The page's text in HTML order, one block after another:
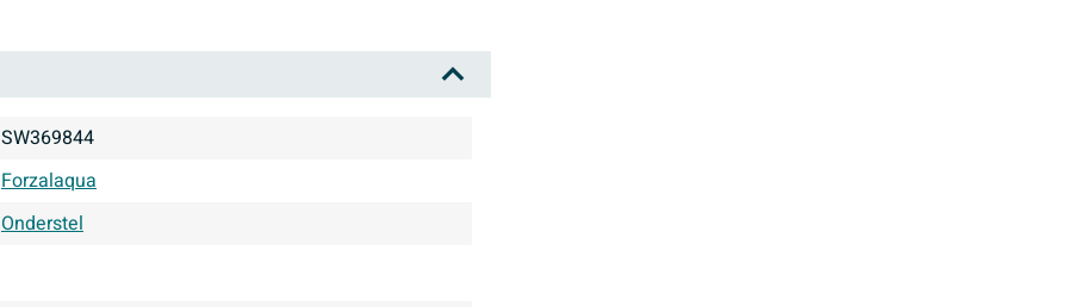
SW369844
Forzalaqua
Onderstel